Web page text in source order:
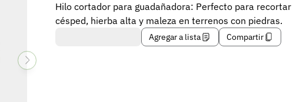
Hilo cortador para guadañadora: Perfecto para recortar
césped, hierba alta y maleza en terrenos con piedras.
Agregar a lista Compartir